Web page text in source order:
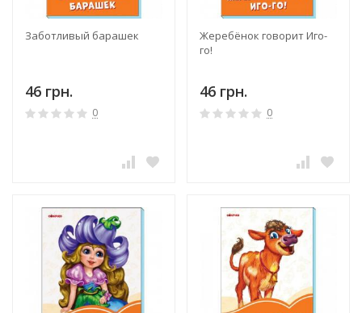
Заботливый барашек
46 грн.
0
Жеребёнок говорит Иго-
го!
46 грн.
0